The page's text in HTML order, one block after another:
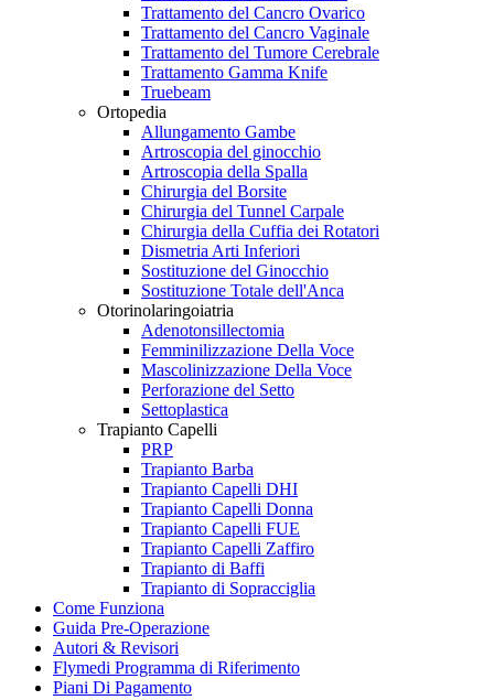
Trattamento del Cancro Ovarico
Trattamento del Cancro Vaginale
Trattamento del Tumore Cerebrale
Trattamento Gamma Knife
Truebeam
Ortopedia
Allungamento Gambe
Artroscopia del ginocchio
Artroscopia della Spalla
Chirurgia del Borsite
Chirurgia del Tunnel Carpale
Chirurgia della Cuffia dei Rotatori
Dismetria Arti Inferiori
Sostituzione del Ginocchio
Sostituzione Totale dell'Anca
Otorinolaringoiatria
Adenotonsillectomia
Femminilizzazione Della Voce
Mascolinizzazione Della Voce
Perforazione del Setto
Settoplastica
Trapianto Capelli
PRP
Trapianto Barba
Trapianto Capelli DHI
Trapianto Capelli Donna
Trapianto Capelli FUE
Trapianto Capelli Zaffiro
Trapianto di Baffi
Trapianto di Sopracciglia
Come Funziona
Guida Pre-Operazione
Autori & Revisori
Flymedi Programma di Riferimento
Piani Di Pagamento